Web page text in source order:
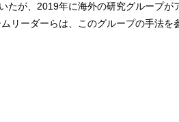
たが、2019年に海外の研究グループ
リーダーらは、このグループの手法を